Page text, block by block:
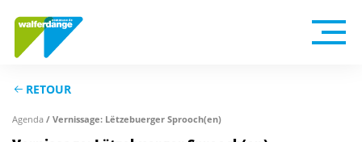
RETOUR
Agenda / Vernissage: Lëtzebuerger Sprooch(en)